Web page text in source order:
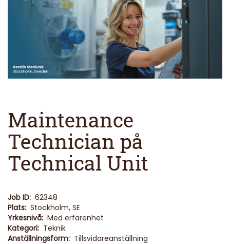
Maintenance
Technician på
Technical Unit
Job ID: 62348
Plats: Stockholm, SE
Yrkesnivå: Med erfarenhet
Kategori: Teknik
Anställningsform: Tillsvidareanställning